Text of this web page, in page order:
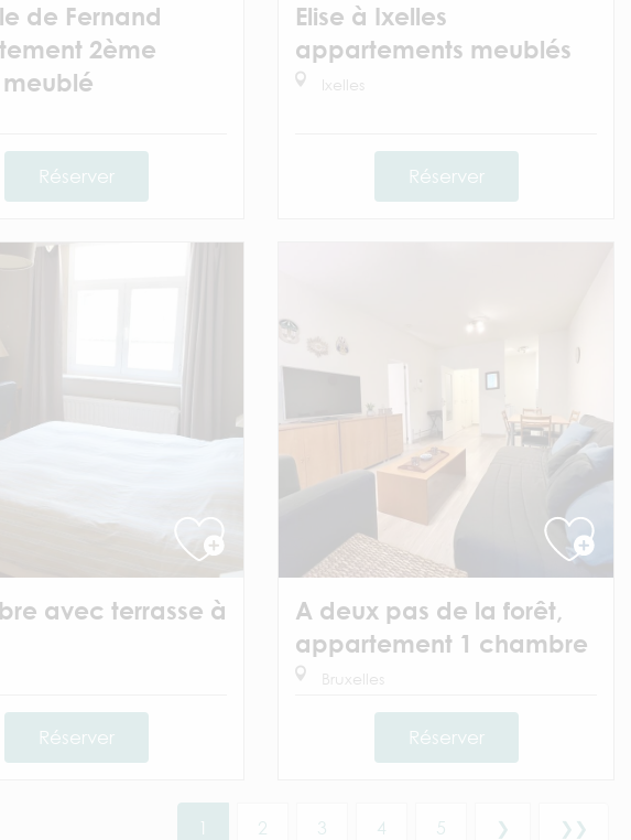
de Fernand
2ème
Réserver
Elise à Ixelles
appartements meublés
Ixelles
Réserver
avec terrasse à
Réserver
A deux pas de la forêt,
appartement 1 chambre
Bruxelles
Réserver
1 2 3 4 5 ❯ ❯❯